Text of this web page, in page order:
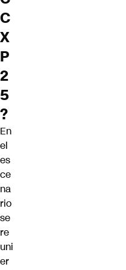
C
X
P
2
5
?
En
el
es
ce
na
rio
se
re
uni
er